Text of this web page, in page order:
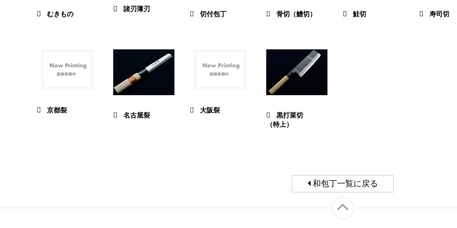
むきもの
諸刃薄刃
切付包丁 骨切（鱧切） 鮭切 寿司切
京都裂
名古屋裂
大阪裂
黒打菜切
（特上）
和包丁一覧に戻る